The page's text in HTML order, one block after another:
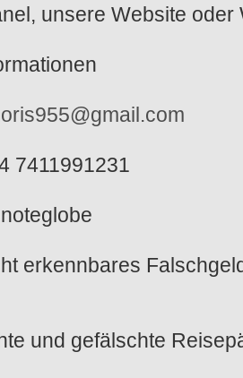
unsere Website oder
7411991231
erkennbares
und gefälschte